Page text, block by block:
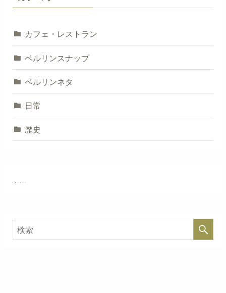
カフェ・レストラン
ベルリンスナップ
ベルリンネタ
日常
歴史